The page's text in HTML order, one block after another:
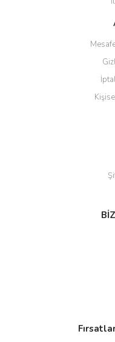
Ürün fiyatı diğer
Bu ürüne benzer farklı